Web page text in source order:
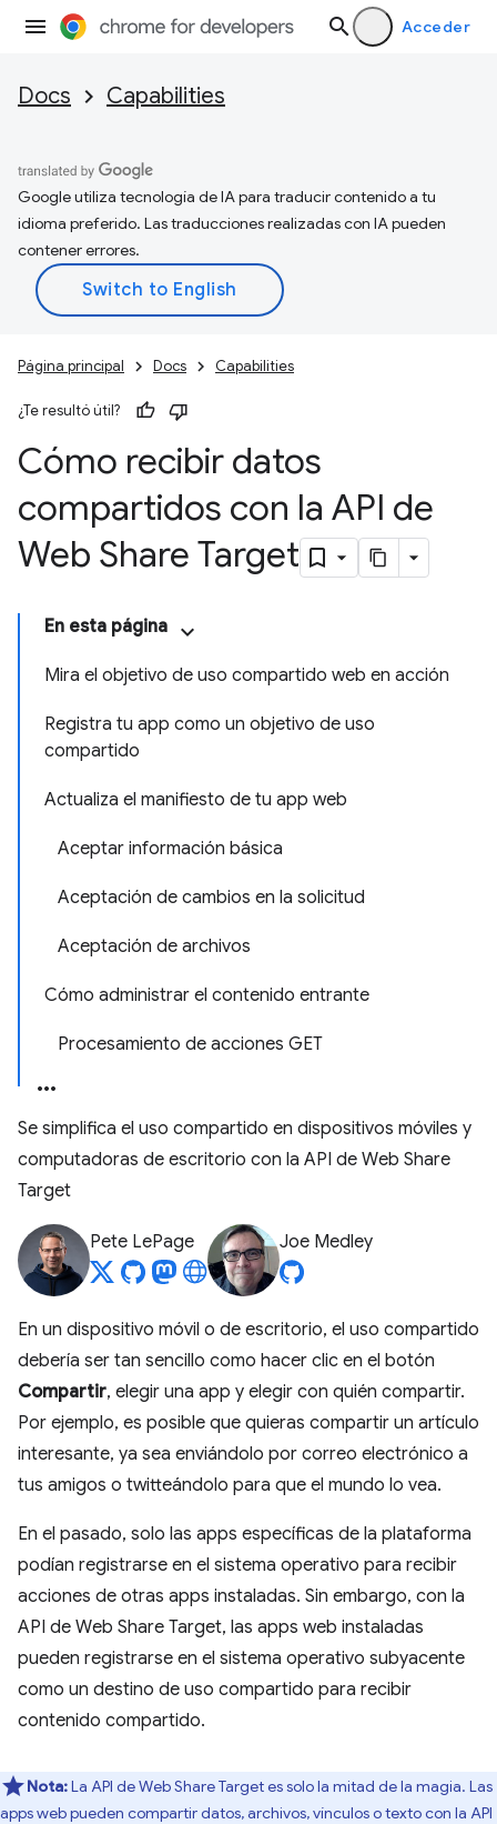
Acceder
Docs Capabilities
Google utiliza tecnología de IA para traducir contenido a tu
idioma preferido. Las traducciones realizadas con IA pueden
contener errores.
Página principal Docs Capabilities
¿Te resultó útil?
Cómo recibir datos
compartidos con la API de
Web Share Target
En esta página
Mira el objetivo de uso compartido web en acción
Registra tu app como un objetivo de uso
compartido
Actualiza el manifiesto de tu app web
Aceptar información básica
Aceptación de cambios en la solicitud
Aceptación de archivos
Cómo administrar el contenido entrante
Procesamiento de acciones GET
Se simplifica el uso compartido en dispositivos móviles y
computadoras de escritorio con la API de Web Share
Target
Pete LePage Joe Medley
En un dispositivo móvil o de escritorio, el uso compartido
debería ser tan sencillo como hacer clic en el botón
Compartir, elegir una app y elegir con quién compartir.
Por ejemplo, es posible que quieras compartir un artículo
interesante, ya sea enviándolo por correo electrónico a
tus amigos o twitteándolo para que el mundo lo vea.
En el pasado, solo las apps específicas de la plataforma
podían registrarse en el sistema operativo para recibir
acciones de otras apps instaladas. Sin embargo, con la
API de Web Share Target, las apps web instaladas
pueden registrarse en el sistema operativo subyacente
como un destino de uso compartido para recibir
contenido compartido.
Nota:La API de Web Share Target es solo la mitad de la magia. Las
apps web pueden compartir datos, archivos, vínculos o texto con la API